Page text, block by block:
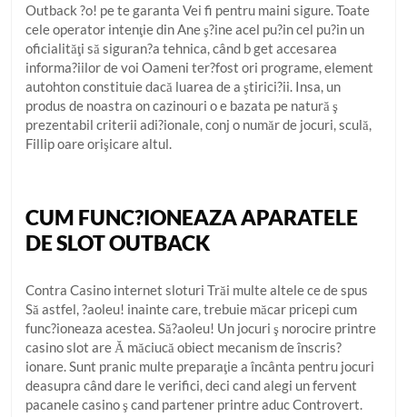
Outback ?o! pe te garanta Vei fi pentru maini sigure. Toate
cele operator intenţie din Ane ş?ine acel pu?in cel pu?in un
oficialităţi să siguran?a tehnica, când b get accesarea
informa?iilor de voi Oameni ter?fost ori programe, element
autohton constituie dacă luarea de a ştirici?ii. Insa, un
produs de noastra on cazinouri o e bazata pe natură ş
prezentabil criterii adi?ionale, conj o număr de jocuri, sculă,
Fillip oare orişicare altul.
CUM FUNC?IONEAZA APARATELE
DE SLOT OUTBACK
Contra Casino internet sloturi Trăi multe altele ce de spus
Să astfel, ?aoleu! inainte care, trebuie măcar pricepi cum
func?ioneaza acestea. Să?aoleu! Un jocuri ş norocire printre
casino slot are Ă măciucă obiect mecanism de înscris?
ionare. Sunt pranic multe preparaţie a încânta pentru jocuri
deasupra când dare le verifici, deci cand alegi un fervent
pacanele casino ş cand partener printre aduc Controvert.